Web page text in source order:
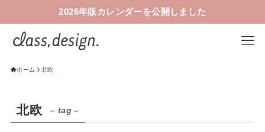
2026年版カレンダーを公開しました
ホーム 北欧
北欧 – tag –